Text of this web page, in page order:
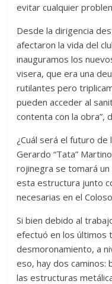
evitar cualquier
Desde la dirigencia
afectaron la vida del
inauguramos los
visera, que era una
rutilantes pero
pueden acceder al
contenta con la obra”,
¿Cuál será el futuro
Gerardo “Tata”
rojinegra se tomará
esta estructura junto
necesarias en el
Si bien debido al
efectuó en los últimos
desmoronamiento, a
eso, hay dos caminos:
las estructuras